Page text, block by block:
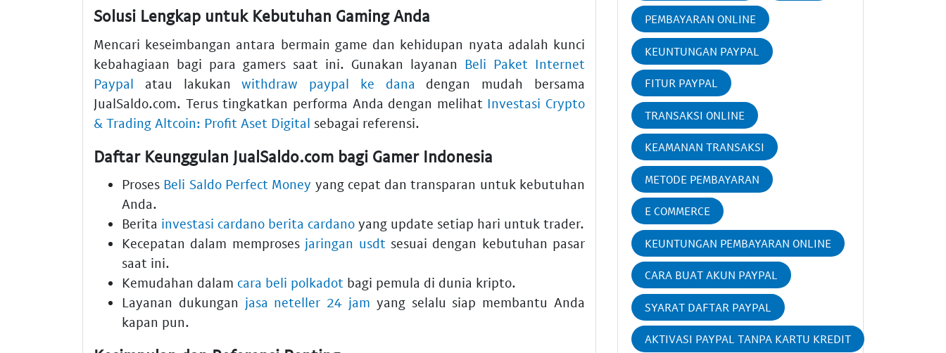
Solusi Lengkap untuk Kebutuhan Gaming Anda
Mencari keseimbangan antara bermain game dan kehidupan nyata adalah kunci
kebahagiaan bagi para gamers saat ini. Gunakan layanan Beli Paket Internet
Paypal atau lakukanwithdraw paypal ke dana dengan mudah bersama
JualSaldo.com. Terus tingkatkan performa Anda dengan melihat Investasi Crypto
& Trading Altcoin: Profit Aset Digital sebagai referensi.
Daftar Keunggulan JualSaldo.com bagi Gamer Indonesia
Proses Beli Saldo Perfect Money yang cepat dan transparan untuk kebutuhan
Anda.
Berita investasi cardano berita cardano yang update setiap hari untuk trader.
Kecepatan dalam memproses jaringan usdt sesuai dengan kebutuhan pasar
saat ini.
Kemudahan dalam cara beli polkadot bagi pemula di dunia kripto.
Layanan dukungan jasa neteller 24 jam yang selalu siap membantu Anda
kapan pun.
PEMBAYARAN ONLINE
KEUNTUNGAN PAYPAL
FITUR PAYPAL
TRANSAKSI ONLINE
KEAMANAN TRANSAKSI
METODE PEMBAYARAN
E COMMERCE
KEUNTUNGAN PEMBAYARAN ONLINE
CARA BUAT AKUN PAYPAL
SYARAT DAFTAR PAYPAL
AKTIVASI PAYPAL TANPA KARTU KREDIT